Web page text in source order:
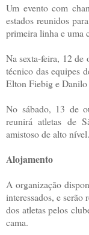
Um evento com
estados reunidos
primeira linha e uma
Na sexta-feira, 12
técnico das equipes
Elton Fiebig e
No sábado, 13 de
reunirá atletas de
amistoso de alto nível.
Alojamento
A organização
interessados, e
dos atletas pelos
cama.